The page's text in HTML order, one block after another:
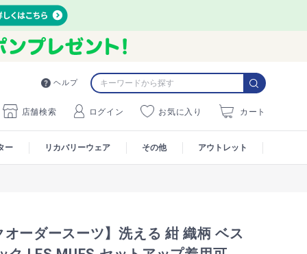
ヘルプ
店舗検索 ログイン お気に入り カート
ー リカバリーウェア その他 アウトレット
オーダースーツ】洗える 紺 織柄 ベス